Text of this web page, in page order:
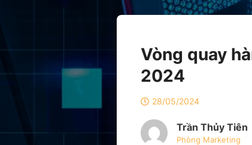
Vòng quay
2024
28/05/2024
Trần Thủy Tiên
Phòng Marketing